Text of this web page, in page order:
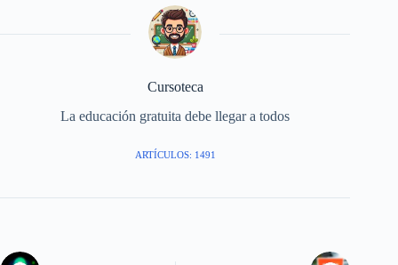
Cursoteca
La educación gratuita debe llegar a todos
ARTÍCULOS: 1491